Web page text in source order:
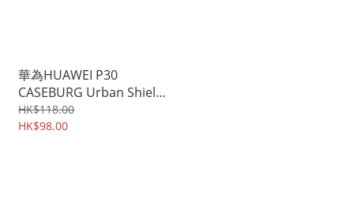
華為HUAWEI P30
CASEBURG Urban Shield
商務斯文 耐磨皮紋 保護套
手機軟殼2196A
HK$118.00
HK$98.00